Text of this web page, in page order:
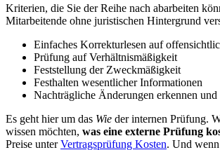
Kriterien, die Sie der Reihe nach abarbeiten
Mitarbeitende ohne juristischen Hintergrund
Einfaches Korrekturlesen auf
Prüfung auf Verhältnismäßigkeit
Feststellung der Zweckmäßigkeit
Festhalten wesentlicher Informationen
Nachträgliche Änderungen erkennen und
Es geht hier um das Wie der internen Prüfung.
wissen möchten, was eine externe Prüfung
Preise unterVertragsprüfung Kosten. Und